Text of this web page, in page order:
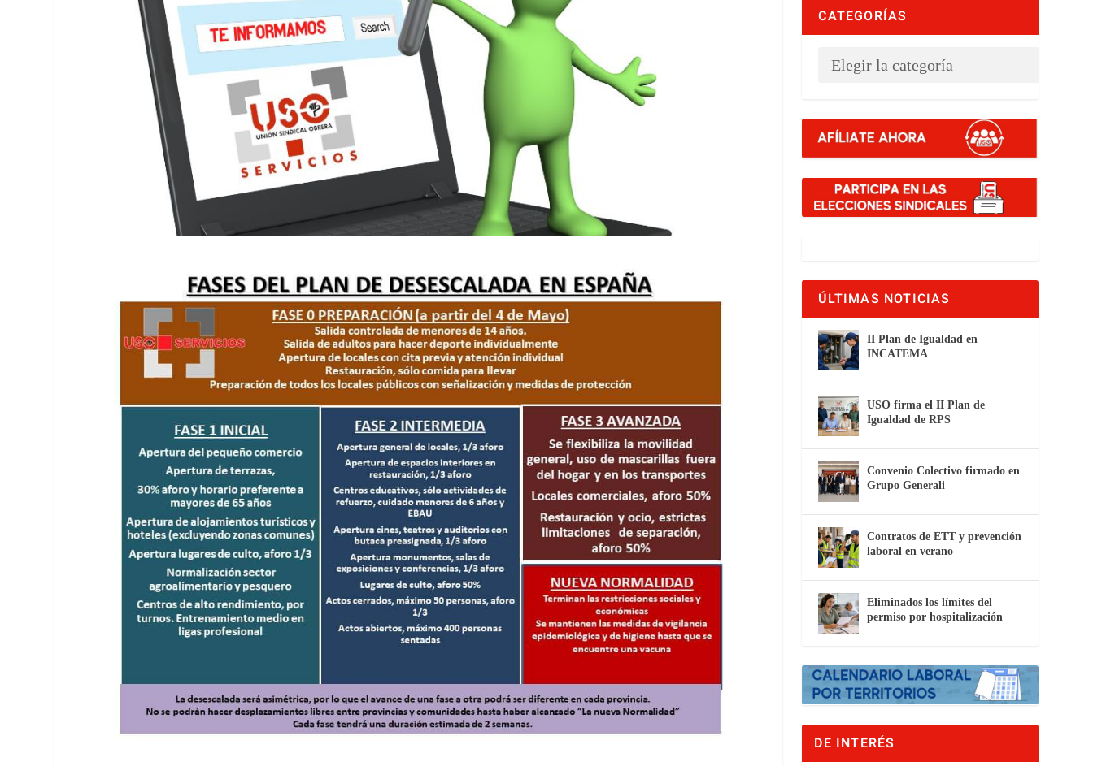
CATEGORÍAS
ÚLTIMAS NOTICIAS
II Plan de Igualdad en
INCATEMA
USO firma el II Plan de
Igualdad de RPS
Convenio Colectivo firmado en
Grupo Generali
Contratos de ETT y prevención
laboral en verano
Eliminados los límites del
permiso por hospitalización
DE INTERÉS